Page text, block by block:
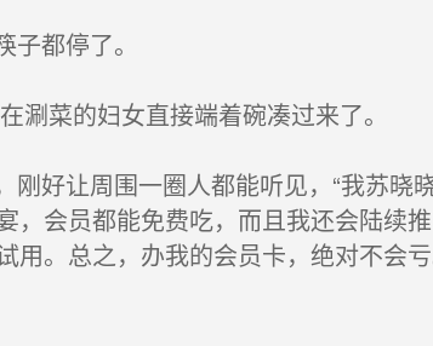
都停了。
菜的妇女直接端着碗凑过来了。
好让周围一圈人都能听见，“我苏晓
，会员都能免费吃，而且我还会陆续
。总之，办我的会员卡，绝对不会亏